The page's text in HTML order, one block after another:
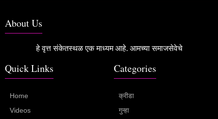
About Us
हे वृत्त संकेतस्थळ एक माध्यम आहे. आमच्या समाजसेवेचे
Quick Links
Home
Videos
Categories
क्रीडा
गुन्हा